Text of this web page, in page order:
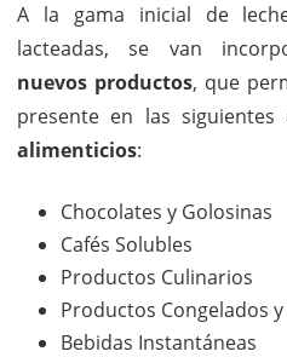
A la gama inicial de
lacteadas, se van
nuevos productos, que
presente en las siguientes
alimenticios:
Chocolates y Golosinas
Cafés Solubles
Productos Culinarios
Productos Congelados
Bebidas Instantáneas